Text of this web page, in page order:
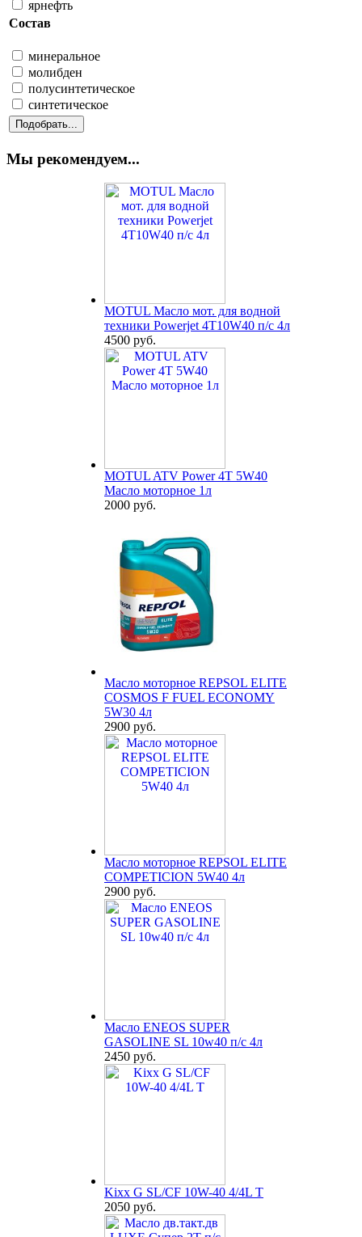
ярнефть
Состав
минеральное
молибден
полусинтетическое
синтетическое
Мы рекомендуем...
MOTUL Масло мот. для водной
техники Powerjet 4T10W40 п/с 4л
4500 руб.
MOTUL ATV Power 4T 5W40
Масло моторное 1л
2000 руб.
Масло моторное REPSOL ELITE
COSMOS F FUEL ECONOMY
5W30 4л
2900 руб.
Масло моторное REPSOL ELITE
COMPETICION 5W40 4л
2900 руб.
Масло ENEOS SUPER
GASOLINE SL 10w40 п/с 4л
2450 руб.
Kixx G SL/CF 10W-40 4/4L T
2050 руб.